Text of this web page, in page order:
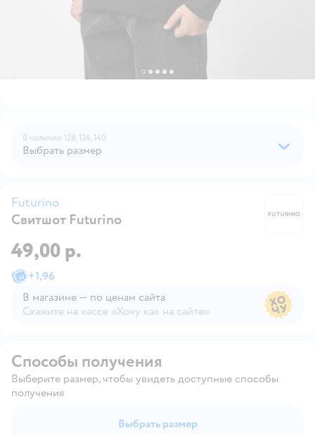
В наличии 128, 134, 140
Выбрать размер
Futurino
Свитшот Futurino
49,00 р.
+1,96
В магазине — по ценам сайта
Скажите на кассе «Хочу как на сайте»
Способы получения
Выберите размер, чтобы увидеть доступные способы
получения
Выбрать размер